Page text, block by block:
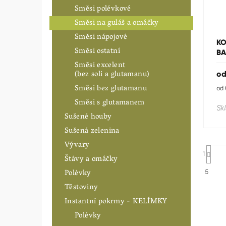
Směsi polévkové
Směsi na guláš a omáčky
Směsi nápojové
Směsi ostatní
Směsi excelent
(bez soli a glutamanu)
Směsi bez glutamanu
Směsi s glutamanem
Sušené houby
Sušená zelenina
Vývary
Štávy a omáčky
Polévky
Těstoviny
Instantní pokrmy - KELÍMKY
Polévky
od
od
1
5